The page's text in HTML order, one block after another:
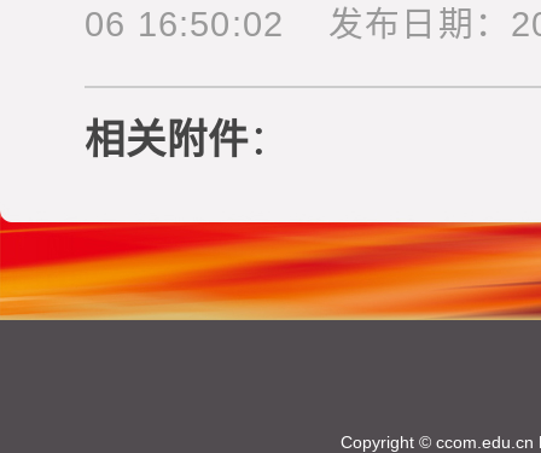
06 16:50:02 发布日期：
相关附件：
Copyright © ccom.edu.cn